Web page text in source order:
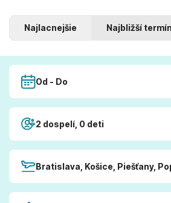
Najlacnejšie Najbližší termín
Od - Do
2 dospelí, 0 deti
Bratislava, Košice, Piešťany,